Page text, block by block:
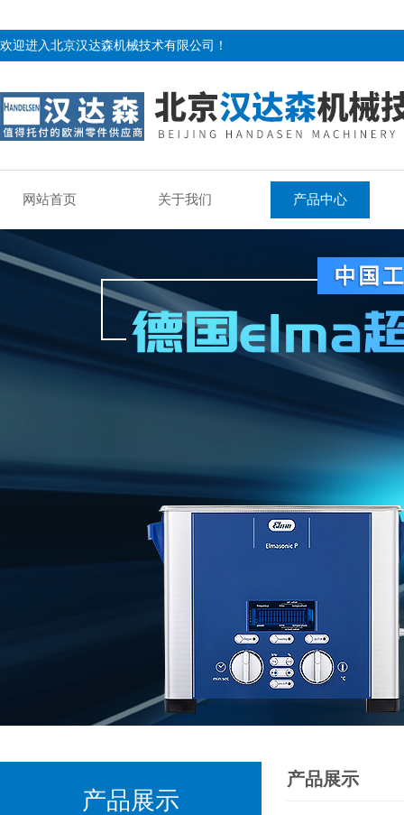
欢迎进入北京汉达森机械技术有限公司！
网站首页 关于我们 产品中心
产品展示
产品展示